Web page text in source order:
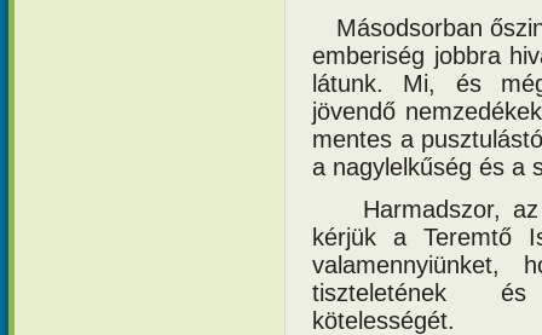
Másodsorban
emberiség jobbra
látunk. Mi, és
jövendő
mentes a
a nagylelkűség és a
Harmadszor,
kérjük a Teremtő
valamennyiünket,
tiszteletének
kötelességét.